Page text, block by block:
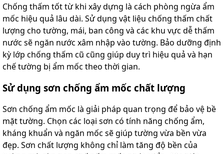
Chống thấm tốt từ khi xây dựng là cách phòng ngừa ẩm
mốc hiệu quả lâu dài. Sử dụng vật liệu chống thấm chất
lượng cho tường, mái, ban công và các khu vực dễ thấm
nước sẽ ngăn nước xâm nhập vào tường. Bảo dưỡng định
kỳ lớp chống thấm cũ cũng giúp duy trì hiệu quả và hạn
chế tường bị ẩm mốc theo thời gian.
Sử dụng sơn chống ẩm mốc chất lượng
Sơn chống ẩm mốc là giải pháp quan trọng để bảo vệ bề
mặt tường. Chọn các loại sơn có tính năng chống ẩm,
kháng khuẩn và ngăn mốc sẽ giúp tường vừa bền vừa
đẹp. Sơn chất lượng không chỉ làm tăng độ bền của